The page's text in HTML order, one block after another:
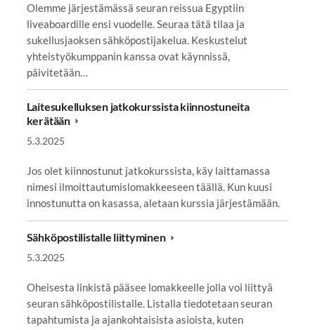
Olemme järjestämässä seuran reissua Egyptiin
liveaboardille ensi vuodelle. Seuraa tätä tilaa ja
sukellusjaoksen sähköpostijakelua. Keskustelut
yhteistyökumppanin kanssa ovat käynnissä,
päivitetään…
Laitesukelluksen jatkokurssista kiinnostuneita
kerätään
5.3.2025
Jos olet kiinnostunut jatkokurssista, käy laittamassa
nimesi ilmoittautumislomakkeeseen täällä. Kun kuusi
innostunutta on kasassa, aletaan kurssia järjestämään.
Sähköpostilistalle liittyminen
5.3.2025
Oheisesta linkistä pääsee lomakkeelle jolla voi liittyä
seuran sähköpostilistalle. Listalla tiedotetaan seuran
tapahtumista ja ajankohtaisista asioista, kuten